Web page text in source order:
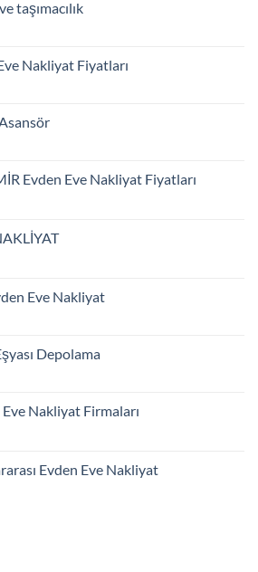
taşımacılık
Nakliyat Fiyatları
Evden Eve Nakliyat Fiyatları
Eve Nakliyat
Depolama
Nakliyat Firmaları
Evden Eve Nakliyat